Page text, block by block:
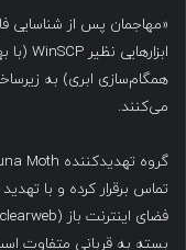
«مهاجمان پس از شناسایی
همگام‌سازی ابری) به
می‌کنند.
تماس برقرار کرده و با
بسته به قربانی متفاوت